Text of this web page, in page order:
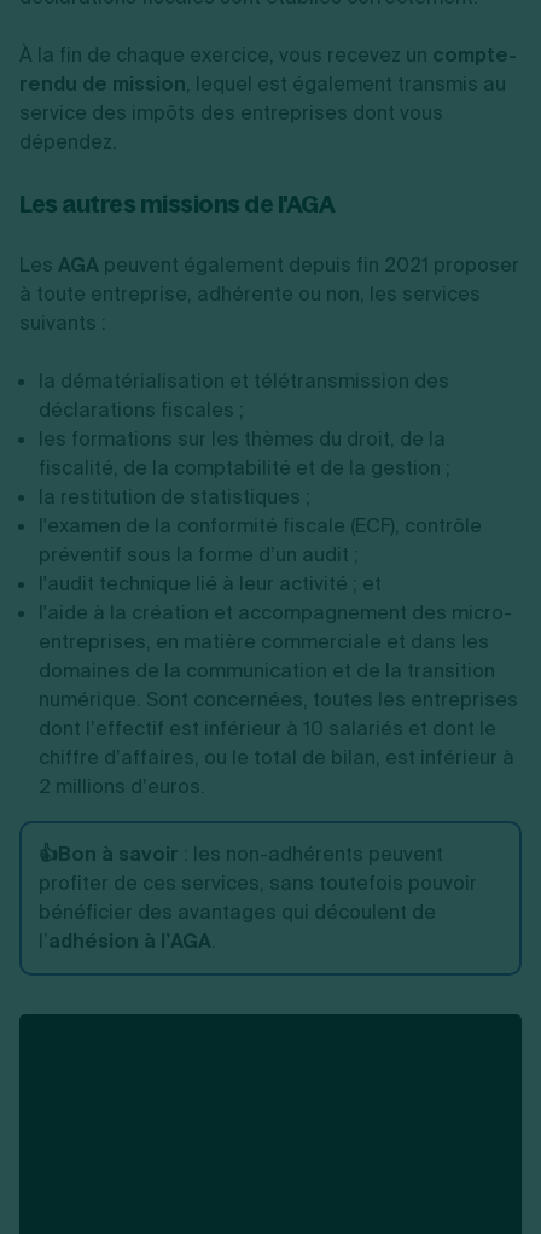
À la fin de chaque exercice, vous recevez un compte-
rendu de mission, lequel est également transmis au
service des impôts des entreprises dont vous
dépendez.
Les autres missions de l'AGA
Les AGA peuvent également depuis fin 2021 proposer
à toute entreprise, adhérente ou non, les services
suivants :
la dématérialisation et télétransmission des
déclarations fiscales ;
les formations sur les thèmes du droit, de la
fiscalité, de la comptabilité et de la gestion ;
la restitution de statistiques ;
l'examen de la conformité fiscale (ECF), contrôle
préventif sous la forme d’un audit ;
l'audit technique lié à leur activité ; et
l'aide à la création et accompagnement des micro-
entreprises, en matière commerciale et dans les
domaines de la communication et de la transition
numérique. Sont concernées, toutes les entreprises
dont l’effectif est inférieur à 10 salariés et dont le
chiffre d’affaires, ou le total de bilan, est inférieur à
2 millions d’euros.
👍Bon à savoir : les non-adhérents peuvent
profiter de ces services, sans toutefois pouvoir
bénéficier des avantages qui découlent de
l’adhésion à l’AGA.